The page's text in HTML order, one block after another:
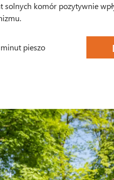
komór pozytywnie
pieszo